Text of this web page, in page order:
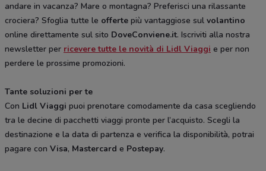
andare in vacanza? Mare o montagna? Preferisci una rilassante
crociera? Sfoglia tutte le offerte più vantaggiose sul volantino
online direttamente sul sito DoveConviene.it. Iscriviti alla nostra
newsletter per ricevere tutte le novità di Lidl Viaggi e per non
perdere le prossime promozioni.
Tante soluzioni per te
Con Lidl Viaggi puoi prenotare comodamente da casa scegliendo
tra le decine di pacchetti viaggi pronte per l’acquisto. Scegli la
destinazione e la data di partenza e verifica la disponibilità, potrai
pagare con Visa, Mastercard e Postepay.